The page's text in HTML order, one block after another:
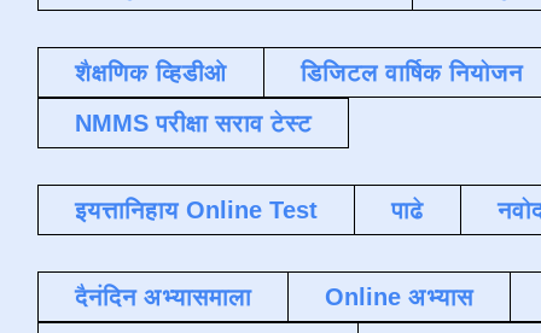
शैक्षणिक व्हिडीओ
डिजिटल वार्षिक नियोजन
NMMS परीक्षा सराव टेस्ट
इयत्तानिहाय Online Test पाढे
दैनंदिन अभ्यासमाला
Online अभ्यास